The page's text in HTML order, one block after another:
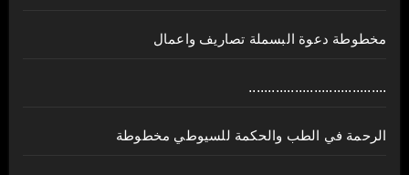
مخطوطة دعوة البسملة تصاريف واعمال
....................................
الرحمة في الطب والحكمة للسيوطي مخطوطة